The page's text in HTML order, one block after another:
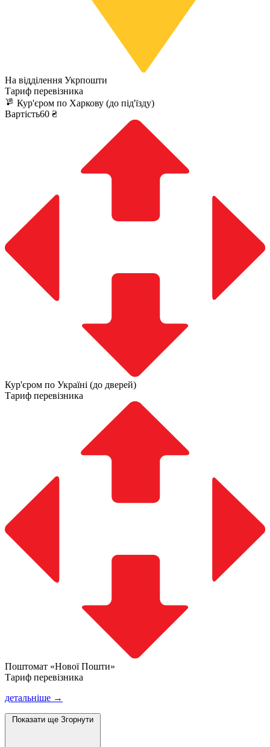
На відділення Укрпошти
Тариф перевізника
Кур'єром по Харкову (до під'їзду)
Вартість60 ₴
Кур'єром по Україні (до дверей)
Тариф перевізника
Поштомат «Нової Пошти»
Тариф перевізника
детальніше →
Показати ще Згорнути